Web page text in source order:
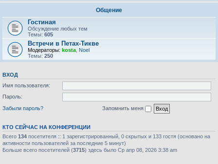
Общение
Гостиная
Обсуждение любых тем
Темы: 605
Встречи в Петах-Тикве
Модераторы: kosta Noel
Темы: 250
ВХОД
Имя пользователя:
Пароль:
Забыли пароль?
Запомнить меня
КТО СЕЙЧАС НА КОНФЕРЕНЦИИ
Всего 134 посетителя :: 1 зарегистрированный, 0 скрытых и 133 гостя (основано на
активности пользователей за последние 5 минут)
Больше всего посетителей (3715) здесь было Ср апр 08, 2026 3:38 am